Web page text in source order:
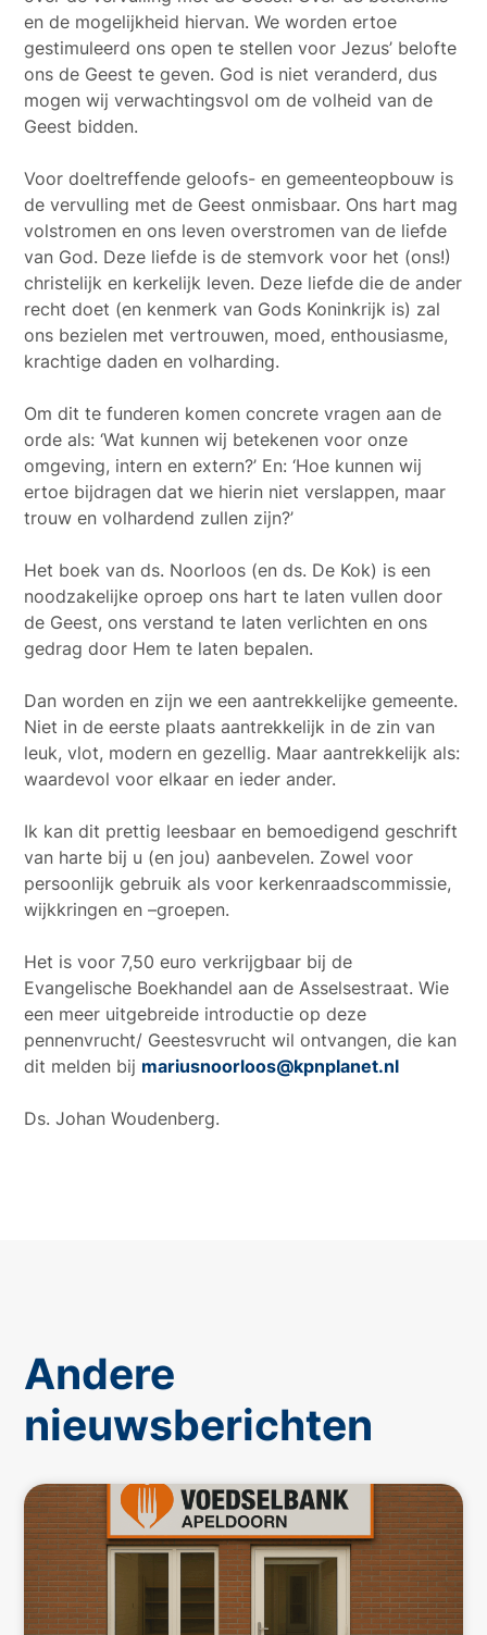
en de mogelijkheid hiervan. We worden ertoe
gestimuleerd ons open te stellen voor Jezus’ belofte
ons de Geest te geven. God is niet veranderd, dus
mogen wij verwachtingsvol om de volheid van de
Geest bidden.
Voor doeltreffende geloofs- en gemeenteopbouw is
de vervulling met de Geest onmisbaar. Ons hart mag
volstromen en ons leven overstromen van de liefde
van God. Deze liefde is de stemvork voor het (ons!)
christelijk en kerkelijk leven. Deze liefde die de ander
recht doet (en kenmerk van Gods Koninkrijk is) zal
ons bezielen met vertrouwen, moed, enthousiasme,
krachtige daden en volharding.
Om dit te funderen komen concrete vragen aan de
orde als: ‘Wat kunnen wij betekenen voor onze
omgeving, intern en extern?’ En: ‘Hoe kunnen wij
ertoe bijdragen dat we hierin niet verslappen, maar
trouw en volhardend zullen zijn?’
Het boek van ds. Noorloos (en ds. De Kok) is een
noodzakelijke oproep ons hart te laten vullen door
de Geest, ons verstand te laten verlichten en ons
gedrag door Hem te laten bepalen.
Dan worden en zijn we een aantrekkelijke gemeente.
Niet in de eerste plaats aantrekkelijk in de zin van
leuk, vlot, modern en gezellig. Maar aantrekkelijk als:
waardevol voor elkaar en ieder ander.
Ik kan dit prettig leesbaar en bemoedigend geschrift
van harte bij u (en jou) aanbevelen. Zowel voor
persoonlijk gebruik als voor kerkenraadscommissie,
wijkkringen en –groepen.
Het is voor 7,50 euro verkrijgbaar bij de
Evangelische Boekhandel aan de Asselsestraat. Wie
een meer uitgebreide introductie op deze
pennenvrucht/ Geestesvrucht wil ontvangen, die kan
dit melden bij mariusnoorloos@kpnplanet.nl
Ds. Johan Woudenberg.
Andere
nieuwsberichten